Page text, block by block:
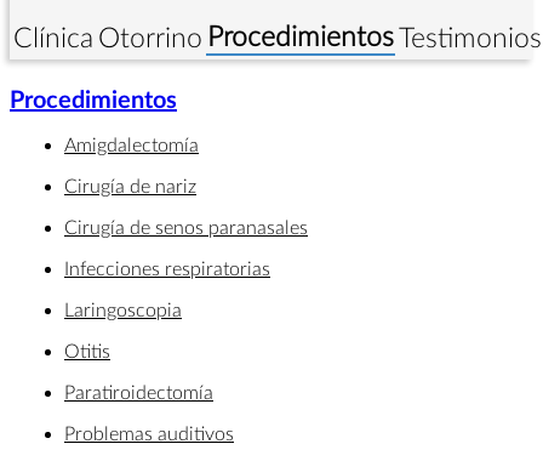
Clínica Otorrino ProcedimientosTestimonios
Procedimientos
Amigdalectomía
Cirugía de nariz
Cirugía de senos paranasales
Infecciones respiratorias
Laringoscopia
Otitis
Paratiroidectomía
Problemas auditivos